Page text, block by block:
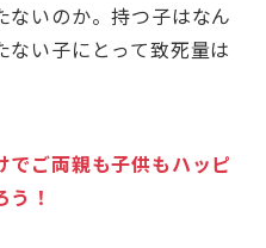
ないのか。持つ子はなん
い子にとって致死量は
でご両親も子供もハッピ
！